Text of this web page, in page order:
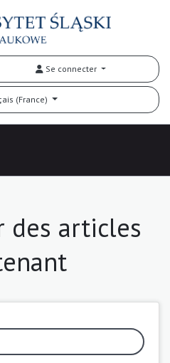
Se connecter
(France)
des articles